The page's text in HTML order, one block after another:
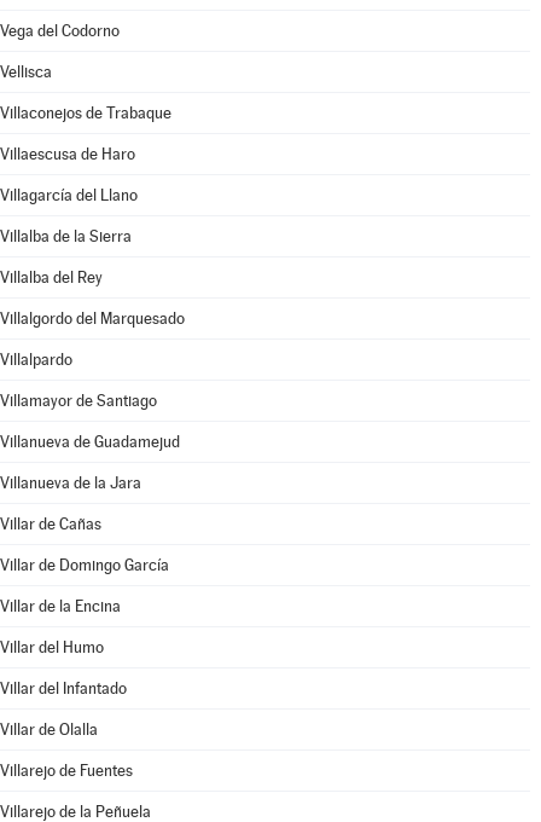
Vega del Codorno
Vellisca
Villaconejos de Trabaque
Villaescusa de Haro
Villagarcía del Llano
Villalba de la Sierra
Villalba del Rey
Villalgordo del Marquesado
Villalpardo
Villamayor de Santiago
Villanueva de Guadamejud
Villanueva de la Jara
Villar de Cañas
Villar de Domingo García
Villar de la Encina
Villar del Humo
Villar del Infantado
Villar de Olalla
Villarejo de Fuentes
Villarejo de la Peñuela